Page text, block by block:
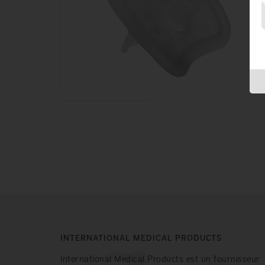
INTERNATIONAL MEDICAL PRODUCTS
International Medical Products est un fournisseur